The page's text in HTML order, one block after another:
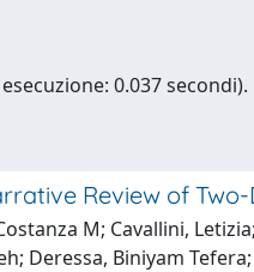
0.037 secondi).
Review of
M; Cavallini,
Deressa, Biniyam